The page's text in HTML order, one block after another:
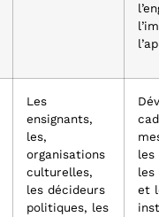
Les
ensignants,
les,
organisations
culturelles,
les décideurs
politiques, les
les
les
et